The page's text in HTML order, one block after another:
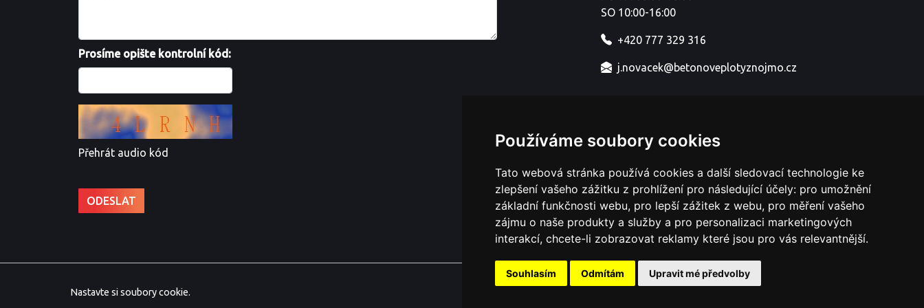
Používáme soubory cookies
Tato webová stránka používá cookies a další sledovací technologie ke
zlepšení vašeho zážitku z prohlížení pro následující účely: pro umožnění
základní funkčnosti webu, pro lepší zážitek z webu, pro měření vašeho
zájmu o naše produkty a služby a pro personalizaci marketingových
interakcí, chcete-li zobrazovat reklamy které jsou pro vás relevantnější.
Souhlasím Odmítám Upravit mé předvolby
Prosíme opište kontrolní kód:
Přehrát audio kód
SO 10:00-16:00
+420 777 329 316
j.novacek@betonoveplotyznojmo.cz
Nastavte si soubory cookie.